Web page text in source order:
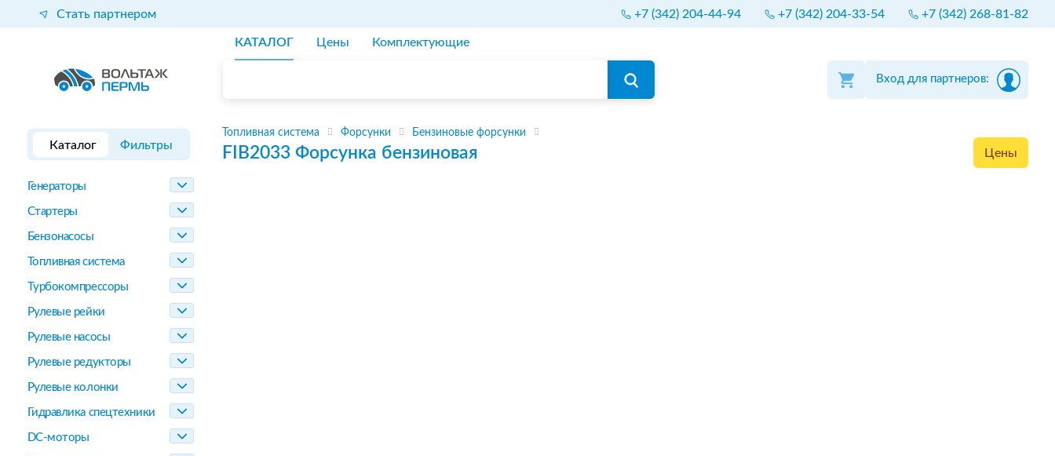
Стать партнером +7 (342) 204-44-94 +7 (342) 204-33-54 +7 (342) 268-81-82
КАТАЛОГ Цены Комплектующие
Вход для партнеров:
Каталог Фильтры
Генераторы
Стартеры
Бензонасосы
Топливная система
Турбокомпрессоры
Рулевые рейки
Рулевые насосы
Рулевые редукторы
Рулевые колонки
Гидравлика спецтехники
DC-моторы
Топливная система Форсунки Бензиновые форсунки
FIB2033 Форсунка бензиновая Цены